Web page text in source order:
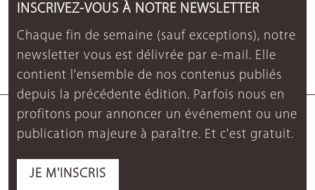
INSCRIVEZ-VOUS À NOTRE NEWSLETTER
Chaque fin de semaine (sauf exceptions), notre
newsletter vous est délivrée par e-mail. Elle
contient l'ensemble de nos contenus publiés
depuis la précédente édition. Parfois nous en
profitons pour annoncer un événement ou une
publication majeure à paraître. Et c'est gratuit.
JE M'INSCRIS